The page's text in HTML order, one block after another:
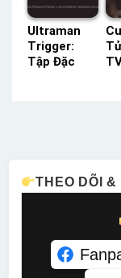
Ultraman
Trigger:
Tập Đặc
THEO DÕI &